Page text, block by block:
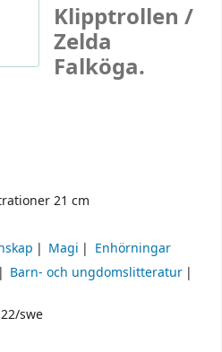
Klipptrollen /
Zelda
Falköga.
21 cm
Magi
Enhörningar
Barn- och ungdomslitteratur
swe